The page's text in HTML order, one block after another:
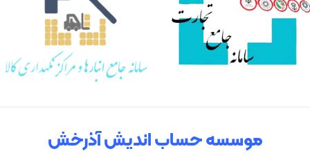
موسسه حساب اندیش آذرخش